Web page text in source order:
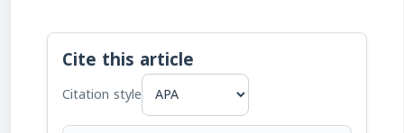
Cite this article
Citation style